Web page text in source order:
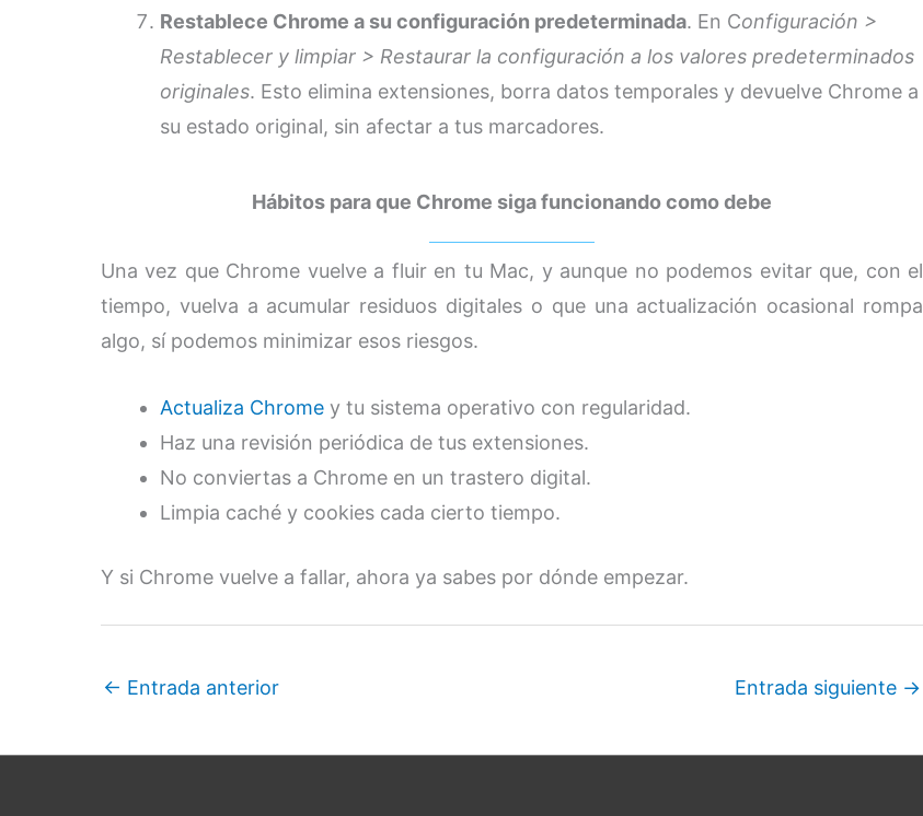
Restablece Chrome a su configuración predeterminada. En Configuración >
Restablecer y limpiar > Restaurar la configuración a los valores predeterminados
originales. Esto elimina extensiones, borra datos temporales y devuelve Chrome a
su estado original, sin afectar a tus marcadores.
Hábitos para que Chrome siga funcionando como debe
Una vez que Chrome vuelve a fluir en tu Mac, y aunque no podemos evitar que, con el
tiempo, vuelva a acumular residuos digitales o que una actualización ocasional rompa
algo, sí podemos minimizar esos riesgos.
Actualiza Chrome y tu sistema operativo con regularidad.
Haz una revisión periódica de tus extensiones.
No conviertas a Chrome en un trastero digital.
Limpia caché y cookies cada cierto tiempo.
Y si Chrome vuelve a fallar, ahora ya sabes por dónde empezar.
← Entrada anterior Entrada siguiente →